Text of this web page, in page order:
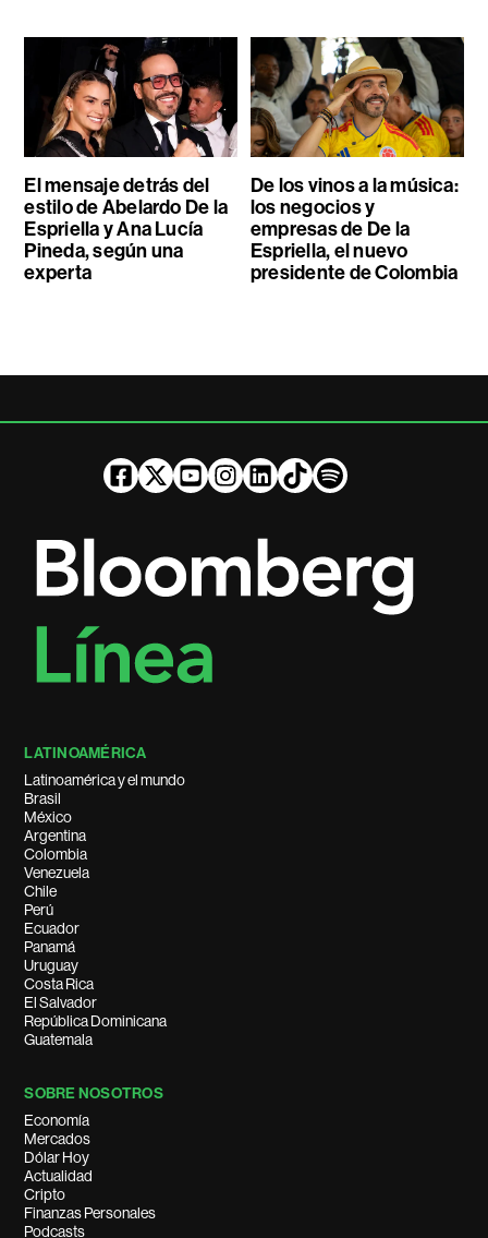
El mensaje detrás del
estilo de Abelardo De la
Espriella y Ana Lucía
Pineda, según una
experta
De los vinos a la música:
los negocios y
empresas de De la
Espriella, el nuevo
presidente de Colombia
LATINOAMÉRICA
Latinoamérica y el mundo
Brasil
México
Argentina
Colombia
Venezuela
Chile
Perú
Ecuador
Panamá
Uruguay
Costa Rica
El Salvador
República Dominicana
Guatemala
SOBRE NOSOTROS
Economía
Mercados
Dólar Hoy
Actualidad
Cripto
Finanzas Personales
Podcasts